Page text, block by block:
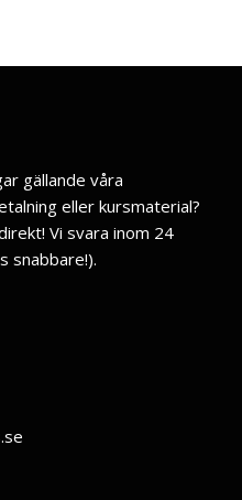
gällande våra
eller kursmaterial?
Vi svara inom 24
snabbare!).